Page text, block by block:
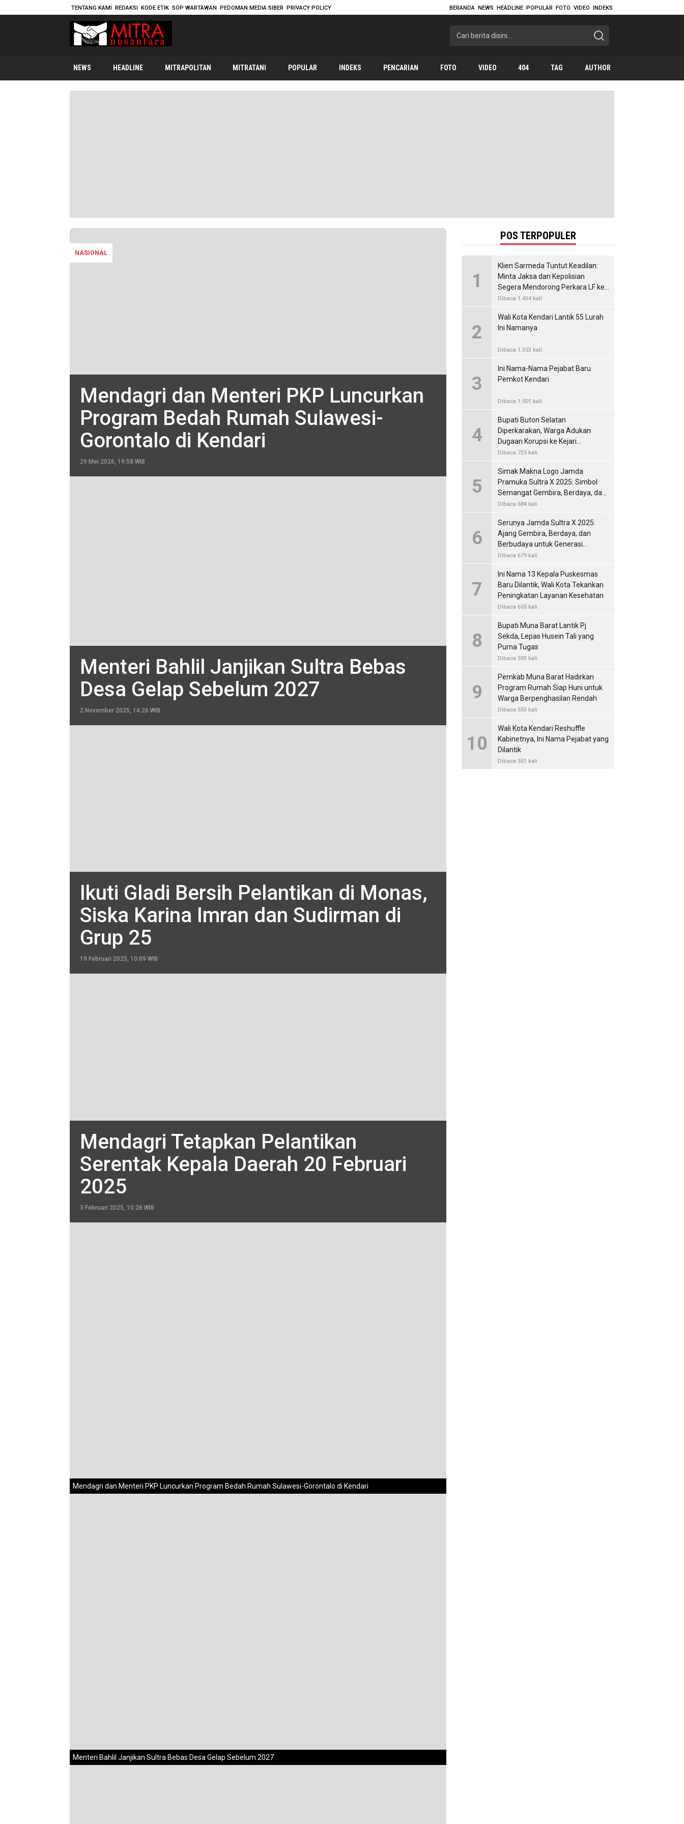
TENTANG KAMI REDAKSI KODE ETIK SOP WARTAWAN PEDOMAN MEDIA SIBER PRIVACY POLICY BERANDA NEWS HEADLINE POPULAR FOTO VIDEO INDEKS
mitranusantara.id
Mitranya Masyarakat Indonesia
NEWS HEADLINE MITRAPOLITAN MITRATANI POPULAR INDEKS PENCARIAN FOTO VIDEO 404 TAG AUTHOR
NASIONAL
Mendagri dan Menteri PKP Luncurkan
Program Bedah Rumah Sulawesi-
Gorontalo di Kendari
29 Mei 2026, 19:58 WIB
Menteri Bahlil Janjikan Sultra Bebas
Desa Gelap Sebelum 2027
2 November 2025, 14:26 WIB
Ikuti Gladi Bersih Pelantikan di Monas,
Siska Karina Imran dan Sudirman di
Grup 25
19 Februari 2025, 10:09 WIB
Mendagri Tetapkan Pelantikan
Serentak Kepala Daerah 20 Februari
2025
3 Februari 2025, 10:26 WIB
Mendagri dan Menteri PKP Luncurkan Program Bedah Rumah Sulawesi-Gorontalo di Kendari
Menteri Bahlil Janjikan Sultra Bebas Desa Gelap Sebelum 2027
POS TERPOPULER
1
Klien Sarmeda Tuntut Keadilan:
Minta Jaksa dan Kepolisian
Segera Mendorong Perkara LF ke
Pengadilan
Dibaca 1.434 kali
2
Wali Kota Kendari Lantik 55 Lurah
Ini Namanya
Dibaca 1.353 kali
3
Ini Nama-Nama Pejabat Baru
Pemkot Kendari
Dibaca 1.001 kali
4
Bupati Buton Selatan
Diperkarakan, Warga Adukan
Dugaan Korupsi ke Kejari
Pasarwajo
Dibaca 735 kali
5
Simak Makna Logo Jamda
Pramuka Sultra X 2025: Simbol
Semangat Gembira, Berdaya, dan
Berbudaya
Dibaca 684 kali
6
Serunya Jamda Sultra X 2025:
Ajang Gembira, Berdaya, dan
Berbudaya untuk Generasi
Pramuka Muda
Dibaca 679 kali
7
Ini Nama 13 Kepala Puskesmas
Baru Dilantik, Wali Kota Tekankan
Peningkatan Layanan Kesehatan
Dibaca 655 kali
8
Bupati Muna Barat Lantik Pj
Sekda, Lepas Husein Tali yang
Purna Tugas
Dibaca 593 kali
9
Pemkab Muna Barat Hadirkan
Program Rumah Siap Huni untuk
Warga Berpenghasilan Rendah
Dibaca 553 kali
10
Wali Kota Kendari Reshuffle
Kabinetnya, Ini Nama Pejabat yang
Dilantik
Dibaca 551 kali